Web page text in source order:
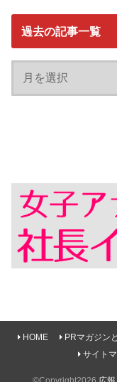
過去の記事一覧
HOME PRマガジン
サイト